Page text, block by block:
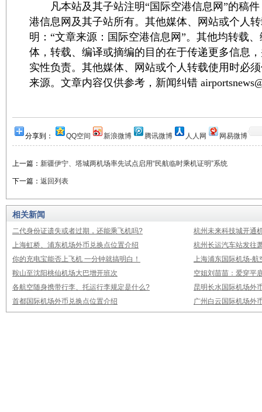
凡本站及其子站注明“国际空港信息网”的稿件
港信息网及其子站所有。其他媒体、网站或个人
明：“文章来源：国际空港信息网”。其他均转载
体，转载、编译或摘编的目的在于传递更多信息
实性负责。其他媒体、网站或个人转载使用时必
来源。文章内容仅供参考，新闻纠错
分享到： QQ空间 新浪微博 腾讯微博 人人网 网易微博
上一篇： 新疆伊宁、塔城两机场率先试点启用“民航临时乘机证明”系统
下一篇： 返回列表
相关新闻
二代身份证遗失或者过期，还能乘飞机吗?
杭州未来科技城开通
上海虹桥、浦东机场外币兑换点位置介绍
杭州长运汽车站发往
你的充电宝能否上飞机 一分钟就搞明白！
上海浦东国际机场-航
鞍山至沈阳桃仙机场大巴增开班次
空姐刘苗苗：爱穿平
各航空随身携带行李、托运行李规定是什么?
昆明长水国际机场外
首都国际机场外币兑换点位置介绍
广州白云国际机场外